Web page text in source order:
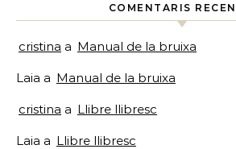
COMENTARIS
cristina a Manual de la bruixa
Laia a Manual de la bruixa
cristina a Llibre llibresc
Laia a Llibre llibresc